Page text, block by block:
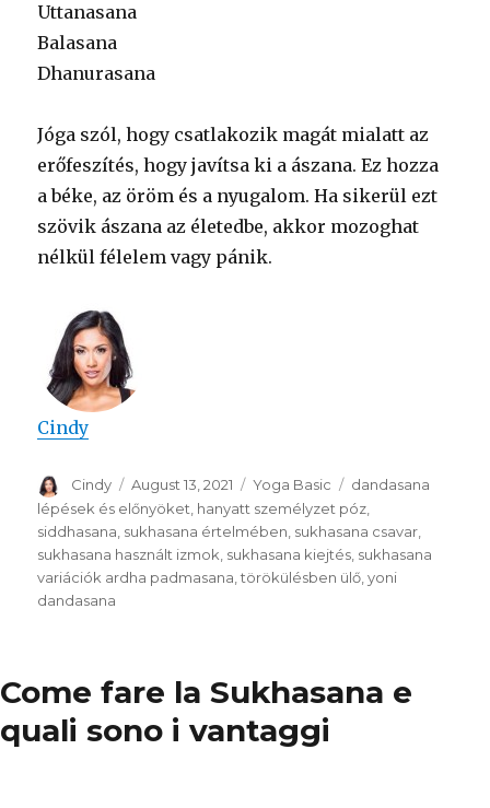
Uttanasana
Balasana
Dhanurasana
Jóga szól, hogy csatlakozik magát mialatt az
erőfeszítés, hogy javítsa ki a ászana. Ez hozza
a béke, az öröm és a nyugalom. Ha sikerül ezt
szövik ászana az életedbe, akkor mozoghat
nélkül félelem vagy pánik.
Cindy
Author
Cindy
Posted
on
August 13, 2021 Categories
Yoga Basic Tags
dandasana
lépések és előnyöket hanyatt személyzet póz
siddhasana sukhasana értelmében sukhasana csavar
sukhasana használt izmok sukhasana kiejtés sukhasana
variációk ardha padmasana ,törökülésben ülő ,yoni
dandasana
Come fare la Sukhasana e
quali sono i vantaggi